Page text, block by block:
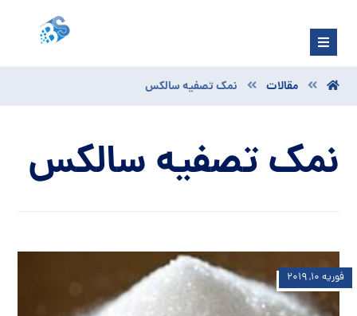
مقالات نمک تصفیه سالکس
نمک تصفیه سالکس
فوریه ۱۰, ۲۰۱۹